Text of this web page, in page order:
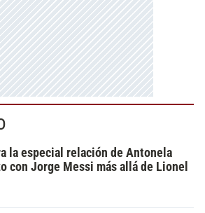
la especial relación de Antonela
con Jorge Messi más allá de Lionel